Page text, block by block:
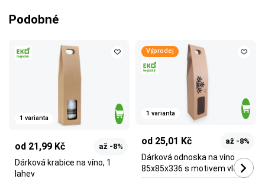
Podobné
1 varianta
od 21,99 Kč až -8%
Dárková krabice na víno, 1
lahev
Výprodej
1 varianta
od 25,01 Kč až -8%
Dárková odnoska na víno
85x85x336 s motivem vločky